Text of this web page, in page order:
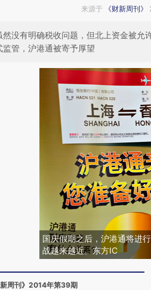
来源于 《财新周刊》
然没有明确税收问题，但北上资金被允
监管，沪港通被寄予厚望
国庆假期之后，沪港通将进
战越来越近。东方IC
新周刊》2014年第39期